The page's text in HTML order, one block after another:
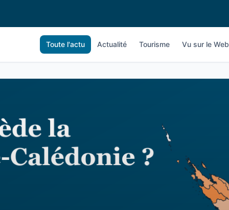
Toute l'actu Actualité Tourisme Vu sur le Web